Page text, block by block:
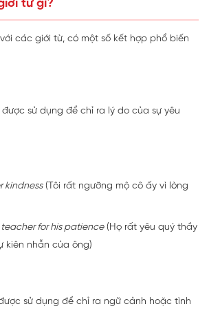
từ gì?
các giới từ, có một số kết hợp phổ biến
được sử dụng để chỉ ra lý do của sự yêu
kindness(Tôi rất ngưỡng mộ cô ấy vì lòng
for his patience(Họ rất yêu quý thầy
kiên nhẫn của ông)
sử dụng để chỉ ra ngữ cảnh hoặc tình